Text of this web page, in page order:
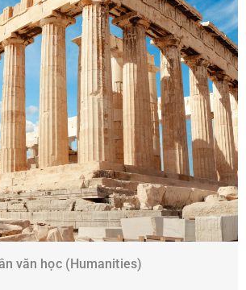
văn học (Humanities)